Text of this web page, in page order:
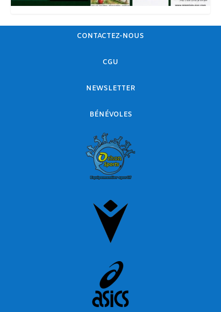
CONTACTEZ-NOUS
CGU
NEWSLETTER
BÉNÉVOLES